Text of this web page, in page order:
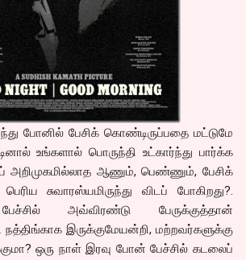
போனில் பேசிக் கொண்டிருப்பதை மட்டுமே
உங்களால் பொருந்தி உட்கார்ந்து பார்க்க
அறிமுகமில்லாத ஆணும், பெண்ணும், பேசிக்
சுவாரஸ்யமிருந்து விடப் போகிறது?.
அவ்விரண்டு பேருக்குத்தான்
இருக்குமேயன்றி, மற்றவர்களுக்கு
ஒரு நாள் இரவு போன் பேச்சில் கடலைப்